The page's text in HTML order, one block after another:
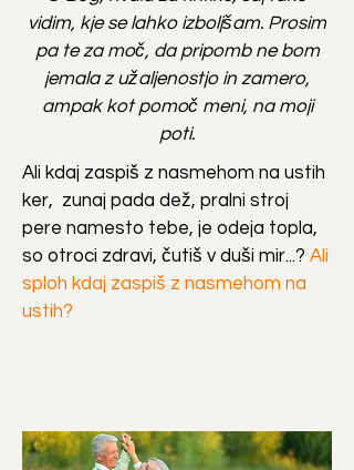
vidim, kje se lahko izboljšam. Prosim
pa te za moč, da pripomb ne bom
jemala z užaljenostjo in zamero,
ampak kot pomoč meni, na moji
poti.
Ali kdaj zaspiš z nasmehom na ustih
ker, zunaj pada dež, pralni stroj
pere namesto tebe, je odeja topla,
so otroci zdravi, čutiš v duši mir...? Ali
sploh kdaj zaspiš z nasmehom na
ustih?